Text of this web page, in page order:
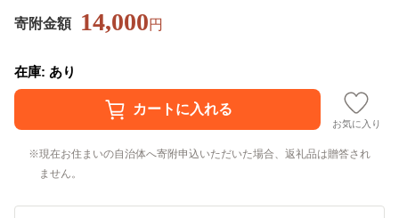
寄附金額 14,000円
在庫: あり
お気に入り
現在お住まいの自治体へ寄附申込いただいた場合、返礼品は贈答され
ません。